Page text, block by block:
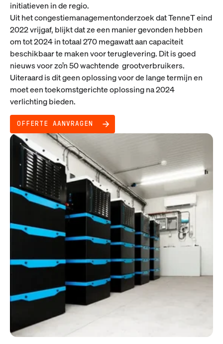
initiatieven in de regio.
Uit het congestiemanagementonderzoek dat TenneT eind
2022 vrijgaf, blijkt dat ze een manier gevonden hebben
om tot 2024 in totaal 270 megawatt aan capaciteit
beschikbaar te maken voor teruglevering. Dit is goed
nieuws voor zo’n 50 wachtende grootverbruikers.
Uiteraard is dit geen oplossing voor de lange termijn en
moet een toekomstgerichte oplossing na 2024
verlichting bieden.
OFFERTE AANVRAGEN